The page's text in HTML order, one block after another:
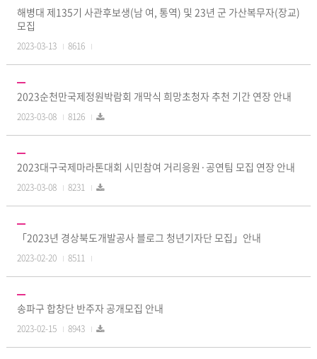
해병대 제135기 사관후보생(남 여, 통역) 및 23년 군 가산복무자(장교)
모집
2023-03-13 8616
2023순천만국제정원박람회 개막식 희망초청자 추천 기간 연장 안내
2023-03-08 8126
2023대구국제마라톤대회 시민참여 거리응원·공연팀 모집 연장 안내
2023-03-08 8231
「2023년 경상북도개발공사 블로그 청년기자단 모집」안내
2023-02-20 8511
송파구 합창단 반주자 공개모집 안내
2023-02-15 8943